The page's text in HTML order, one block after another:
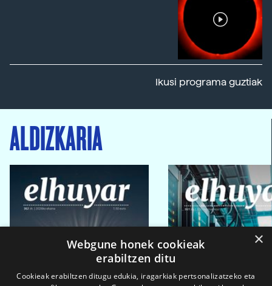
Ikusi programa guztiak
ALDIZKARIA
×
Webgune honek cookieak
erabiltzen ditu
Cookieak erabiltzen ditugu edukia, iragarkiak pertsonalizatzeko eta